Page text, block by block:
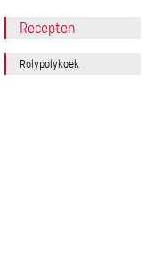
Recepten
Rolypolykoek